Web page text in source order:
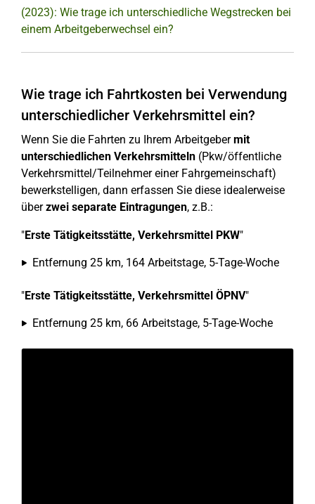
(2023): Wie trage ich unterschiedliche Wegstrecken bei
einem Arbeitgeberwechsel ein?
Wie trage ich Fahrtkosten bei Verwendung
unterschiedlicher Verkehrsmittel ein?
Wenn Sie die Fahrten zu Ihrem Arbeitgebermit
unterschiedlichen Verkehrsmitteln (Pkw/öffentliche
Verkehrsmittel/Teilnehmer einer Fahrgemeinschaft)
bewerkstelligen, dann erfassen Sie diese idealerweise
überzwei separate Eintragungen, z.B.:
"Erste Tätigkeitsstätte, Verkehrsmittel PKW"
Entfernung 25 km, 164 Arbeitstage, 5-Tage-Woche
"Erste Tätigkeitsstätte, Verkehrsmittel ÖPNV"
Entfernung 25 km, 66 Arbeitstage, 5-Tage-Woche